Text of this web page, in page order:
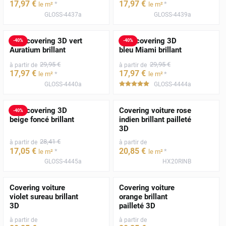
17,97 € le m² *
GLOSS-4437a
17,97 € le m²*
GLOSS-4439a
-40%
Film covering 3D vert
Auratium brillant
à partir de 29,95 €
17,97 € le m² *
GLOSS-4440a
-40%
Film covering 3D
bleu Miami brillant
à partir de 29,95 €
17,97 € le m²*
*****
GLOSS-4444a
-40%
Film covering 3D
beige foncé brillant
à partir de 28,41 €
17,05 € le m² *
GLOSS-4445a
Covering voiture rose
indien brillant pailleté
3D
à partir de
20,85 € le m²*
HX20RINB
Covering voiture
violet sureau brillant
3D
à partir de
Covering voiture
orange brillant
pailleté 3D
à partir de